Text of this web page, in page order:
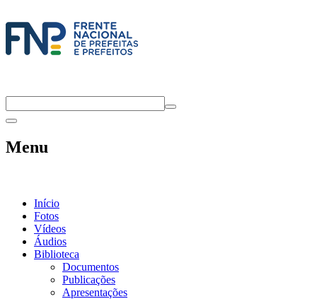
Menu
Início
Fotos
Vídeos
Áudios
Biblioteca
Documentos
Publicações
Apresentações